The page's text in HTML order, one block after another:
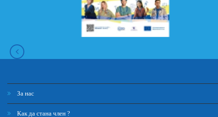
За нас
Как да стана член ?